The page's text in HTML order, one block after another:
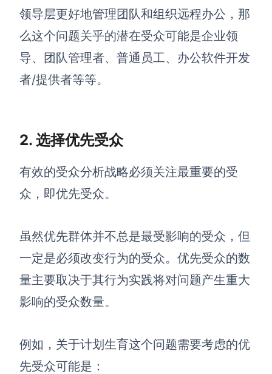
创意与绘图
AI生成思维导图
AI生成流程图
AI生成鱼骨图
AI生成甘特图
AI生成组织结构图
AI生成PEST分析
AI生成5Why分析
AI生成平衡计分卡
AI生成价值链
领导层更好地管理团队和组织远程办公 ，那
么这个问题关乎的潜在受众可能是企业领
导、团队管理者、普通员工、办公软件开发
者/提供者等等。
2. 选择优先受众
有效的受众分析战略必须关注最重要的受
众，即优先受众。
虽然优先群体并不总是最受影响的受众，但
一定是必须改变行为的受众。优先受众的数
量主要取决于其行为实践将对问题产生重大
影响的受众数量。
例如，关于计划生育这个问题需要考虑的优
先受众可能是 ：